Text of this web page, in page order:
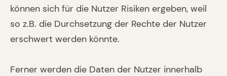
können sich für die Nutzer Risiken ergeben, weil
so z.B. die Durchsetzung der Rechte der Nutzer
erschwert werden könnte.
Ferner werden die Daten der Nutzer innerhalb